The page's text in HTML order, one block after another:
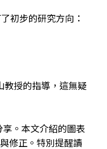
初步的研究方向：
教授的指導，這無疑
。本文介紹的圖表
修正。特別提醒讀